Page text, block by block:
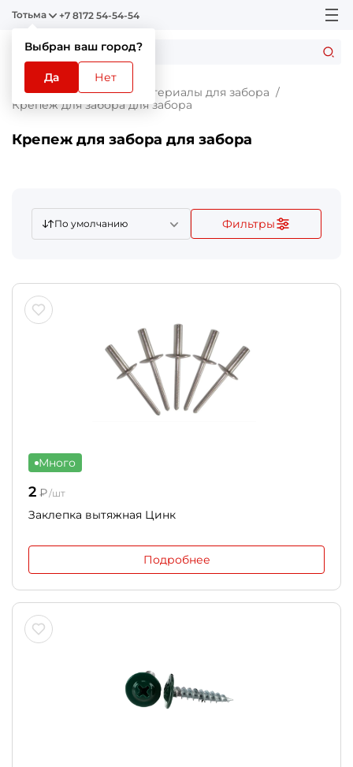
Тотьма
Выбран ваш город?
Да Нет
+7 8172 54-54-54
Главная Каталог
Материалы для забора
Крепеж для забора для забора
Крепеж для забора для забора
По умолчанию Фильтры
Много
2 ₽/шт
Заклепка вытяжная Цинк
Подробнее